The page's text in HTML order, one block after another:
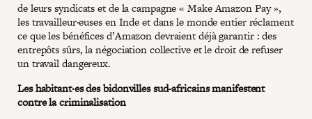
de leurs syndicats et de la campagne « Make Amazon Pay »,
les travailleur·euses en Inde et dans le monde entier réclament
ce que les bénéfices d’Amazon devraient déjà garantir : des
entrepôts sûrs, la négociation collective et le droit de refuser
un travail dangereux.
Les habitant·es des bidonvilles sud-africains manifestent
contre la criminalisation